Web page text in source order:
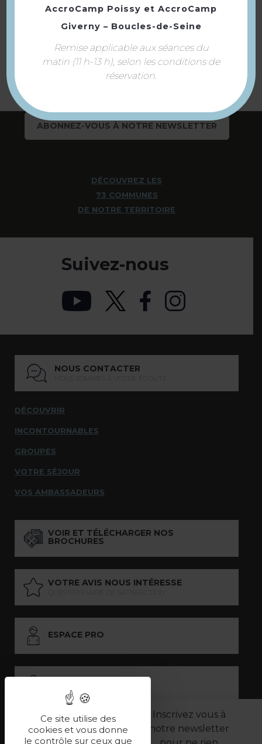
Retourner
Inscrivez vous à
notre newsletter
ABONNEZ-VOUS À NOTRE NEWSLETTER
DÉCOUVREZ LES
73 COMMUNES
DE NOTRE TERRITOIRE
Suivez-nous
NOUS CONTACTER
DÉCOUVRIR
INCONTOURNABLES
GROUPES
VOTRE SÉJOUR
VOS AMBASSADEURS
VOIR ET TÉLÉCHARGER NOS
BROCHURES
VOTRE AVIS NOUS INTÉRESSE
ESPACE PRO
LES PARTENAIRES
AccroCamp Poissy et AccroCamp
Giverny – Boucles-de-Seine
Remise applicable aux séances du
matin (11 h-13 h), selon les conditions de
réservation.
Ce site utilise des
cookies et vous donne
le contrôle sur ceux que